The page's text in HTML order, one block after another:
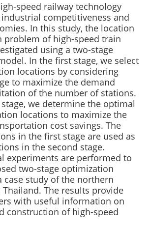
speed railway technology
competitiveness and
In this study, the location
problem of high-speed train
using a two-stage
In the first stage, we select
locations by considering
to maximize the demand
of the number of stations.
we determine the optimal
locations to maximize the
cost savings. The
in the first stage are used as
in the second stage.
experiments are performed to
two-stage optimization
case study of the northern
The results provide
with useful information on
construction of high-speed